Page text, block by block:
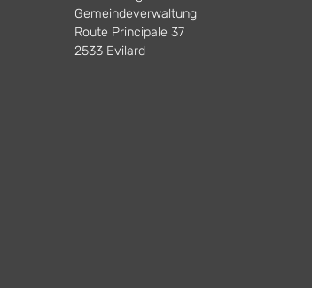
Gemeindeverwaltung
Route Principale 37
2533 Evilard